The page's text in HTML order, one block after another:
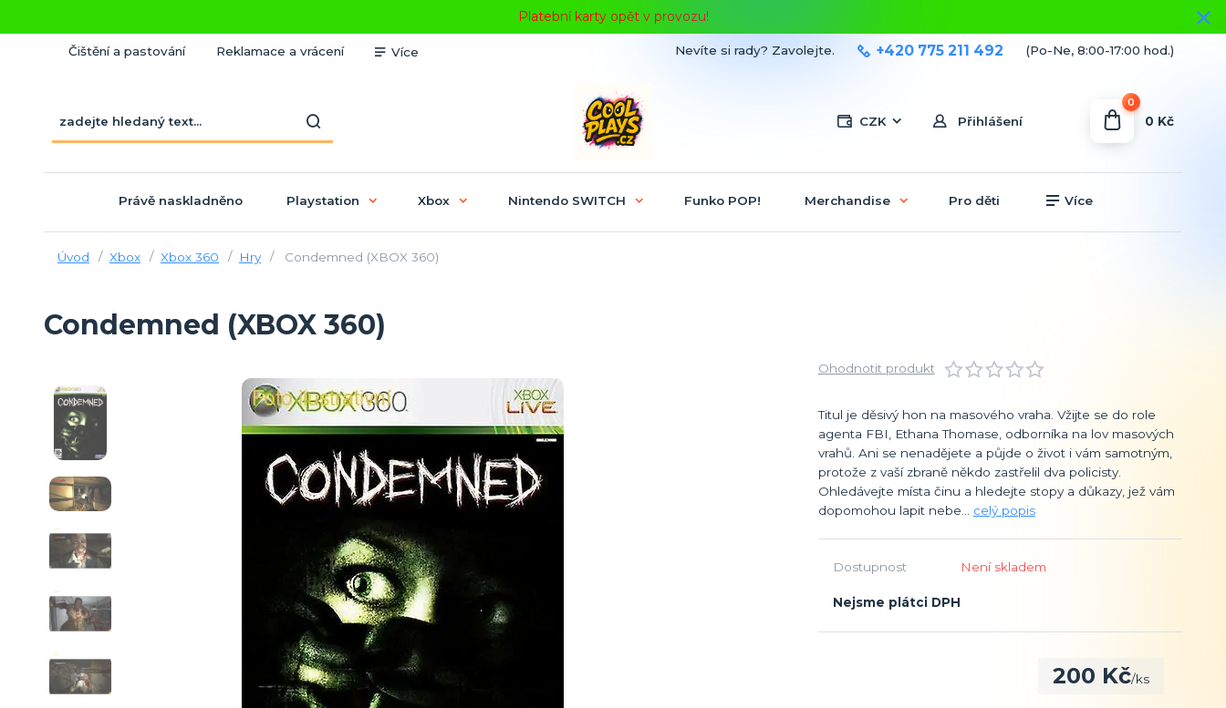
Platební karty opět v provozu!
Čištění a pastování Reklamace a vrácení Více
CZK Přihlášení
Nevíte si rady? Zavolejte. +420 775 211 492 (Po-Ne, 8:00-17:00 hod.)
0
0 Kč
Právě naskladněno Playstation Xbox Nintendo SWITCH Funko POP! Merchandise Pro děti Více
Úvod Xbox Xbox 360 Hry Condemned (XBOX 360)
Condemned (XBOX 360)
Ohodnotit produkt
Titul je děsivý hon na masového vraha. Vžijte se do role
agenta FBI, Ethana Thomase, odborníka na lov masových
vrahů. Ani se nenadějete a půjde o život i vám samotným,
protože z vaší zbraně někdo zastřelil dva policisty.
Ohledávejte místa činu a hledejte stopy a důkazy, jež vám
dopomohou lapit nebe... celý popis
Dostupnost Není skladem
Nejsme plátci DPH
200 Kč/ks